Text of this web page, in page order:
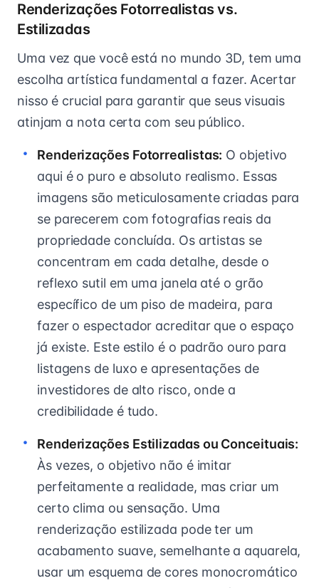
Renderizações Fotorrealistas vs.
Estilizadas
Uma vez que você está no mundo 3D, tem uma
escolha artística fundamental a fazer. Acertar
nisso é crucial para garantir que seus visuais
atinjam a nota certa com seu público.
Renderizações Fotorrealistas: O objetivo
aqui é o puro e absoluto realismo. Essas
imagens são meticulosamente criadas para
se parecerem com fotografias reais da
propriedade concluída. Os artistas se
concentram em cada detalhe, desde o
reflexo sutil em uma janela até o grão
específico de um piso de madeira, para
fazer o espectador acreditar que o espaço
já existe. Este estilo é o padrão ouro para
listagens de luxo e apresentações de
investidores de alto risco, onde a
credibilidade é tudo.
Renderizações Estilizadas ou Conceituais:
Às vezes, o objetivo não é imitar
perfeitamente a realidade, mas criar um
certo clima ou sensação. Uma
renderização estilizada pode ter um
acabamento suave, semelhante a aquarela,
usar um esquema de cores monocromático